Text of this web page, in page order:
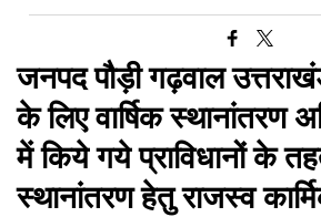
जनपद पौड़ी गढ़वाल
के लिए वार्षिक स्थानांतरण
में किये गये प्राविधानों के
स्थानांतरण हेतु राजस्व